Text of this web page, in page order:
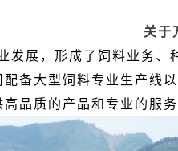
关于
，形成了饲料业务、
备大型饲料专业生产线
品质的产品和专业的服务